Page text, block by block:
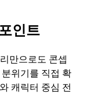
인트
만으로도 콘셉
위기를 직접 확
캐릭터 중심 전